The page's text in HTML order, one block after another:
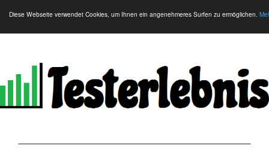
Diese Webseite verwendet Cookies, um Ihnen ein angenehmeres Surfen zu ermöglichen.